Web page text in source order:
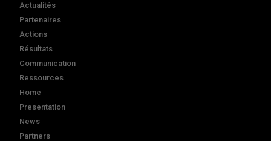
Actualités
Partenaires
Actions
Résultats
Communication
Ressources
Home
Presentation
News
Partners